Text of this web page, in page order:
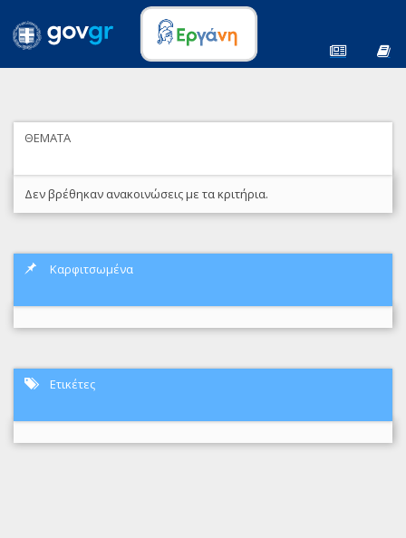
ΘΕΜΑΤΑ
Δεν βρέθηκαν ανακοινώσεις με τα κριτήρια.
Καρφιτσωμένα
Ετικέτες